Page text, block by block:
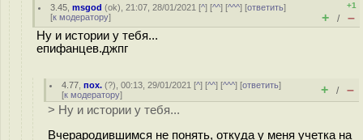
3.45 ,msgod (ok), 21:07, 28/01/2021 [^] [^^] [^^^] [ответить]
[к модератору]
+1
+ / –
Ну и истории у тебя...
епифанцев.джпг
4.77 ,пох. (?), 00:13, 29/01/2021 [^] [^^] [^^^] [ответить]
[к модератору] + / –
> Ну и истории у тебя...
Вчерародившимся не понять, откуда у меня учетка на